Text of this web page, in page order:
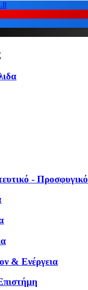
- Προσφυγικό
& Ενέργεια